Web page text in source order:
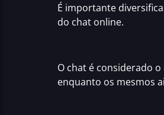
É importante
do chat online.
O chat é considerado o
enquanto os mesmos